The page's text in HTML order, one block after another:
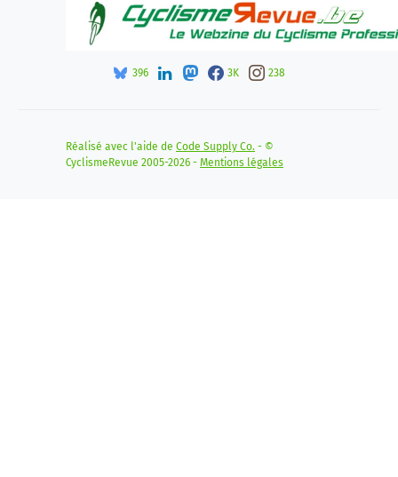
396 3K 238
Réalisé avec l'aide de Code Supply Co. - ©
CyclismeRevue 2005-2026 - Mentions légales